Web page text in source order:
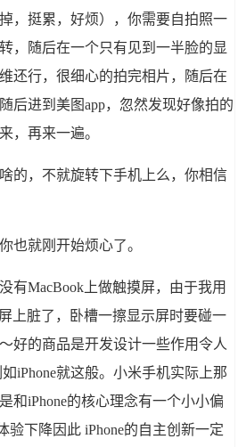
，挺累，好烦），你需要自拍照一
，随后在一个只有见到一半脸的显
还行，很细心的拍完相片，随后在
后进到美图app，忽然发现好像拍的
，再来一遍。
的，不就旋转下手机上么，你相信
也就刚开始烦心了。
有MacBook上做触摸屏，由于我用
上脏了，卧槽一擦显示屏时要碰一
好的商品是开发设计一些作用令人
iPhone就这般。小米手机实际上那
和iPhone的核心理念有一个小小偏
验下降因此 iPhone的自主创新一定